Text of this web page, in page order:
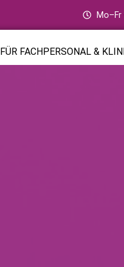
FÜR FACHPERSONAL &